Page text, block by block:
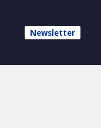
Newsletter